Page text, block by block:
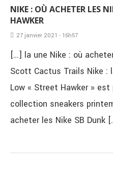
NIKE : OÙ ACHETER LES
HAWKER
27 janvier 2021 - 16h57
[…] la une Nike : où
Scott Cactus Trails Nike :
Low « Street Hawker »
collection sneakers
acheter les Nike SB Dunk